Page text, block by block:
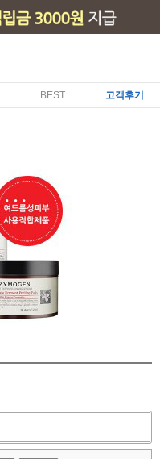
BEST 고객후기